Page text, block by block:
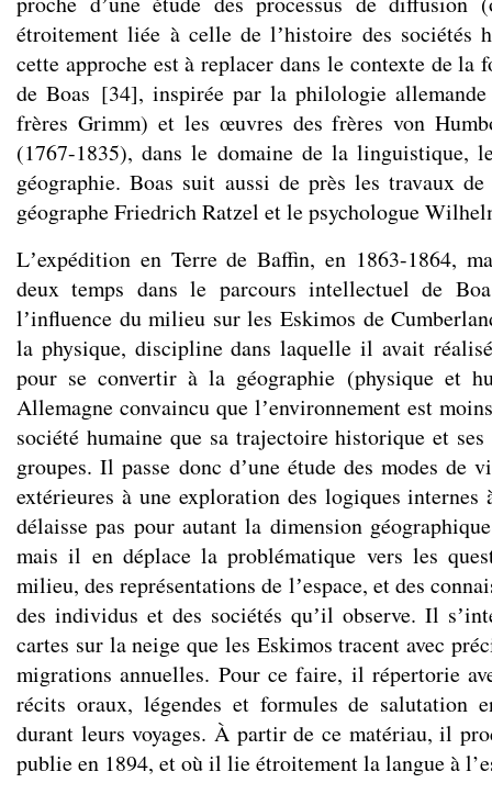
étroitement liée à celle de lʼhistoire des sociétés
cette approche est à replacer dans le contexte de
de Boas [34], inspirée par la philologie
frères Grimm) et les œuvres des frères von
(1767-1835), dans le domaine de la linguistique,
géographie. Boas suit aussi de près les travaux
géographe Friedrich Ratzel et le psychologue
Lʼexpédition en Terre de Baffin, en 1863-1864,
deux temps dans le parcours intellectuel de
lʼinfluence du milieu sur les Eskimos de
la physique, discipline dans laquelle il avait
pour se convertir à la géographie (physique et
Allemagne convaincu que lʼenvironnement est
société humaine que sa trajectoire historique et ses
groupes. Il passe donc dʼune étude des modes de
extérieures à une exploration des logiques internes
délaisse pas pour autant la dimension
mais il en déplace la problématique vers les
milieu, des représentations de lʼespace, et des
des individus et des sociétés quʼil observe. Il
cartes sur la neige que les Eskimos tracent avec
migrations annuelles. Pour ce faire, il répertorie
récits oraux, légendes et formules de salutation
durant leurs voyages. À partir de ce matériau, il
publie en 1894, et où il lie étroitement la langue à